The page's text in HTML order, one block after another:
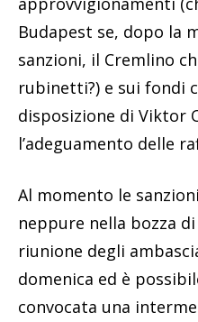
Budapest se, dopo la
sanzioni, il Cremlino
rubinetti?) e sui fondi
disposizione di Viktor
l’adeguamento delle
Al momento le
neppure nella bozza
riunione degli
domenica ed è
convocata una